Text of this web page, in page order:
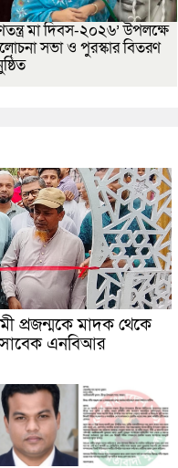
মা দিবস-২০২৬’ উপলক্ষে
সভা ও পুরস্কার বিতরণ
প্রজন্মকে মাদক থেকে
এনবিআর